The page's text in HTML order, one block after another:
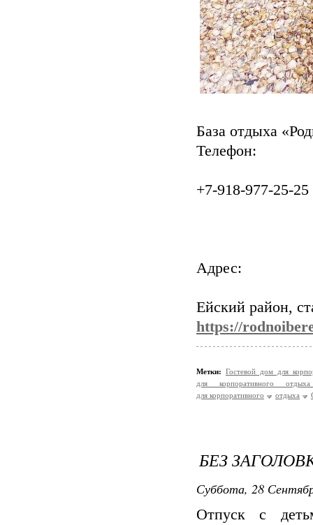
База отдыха
Телефон:
+7-918-977-25-25
Адрес:
Ейский район,
https://
Метки: Гостевой дом для
для корпоративного
для корпоративного
отдыха
БЕЗ
Суббота, 28
Отпуск с